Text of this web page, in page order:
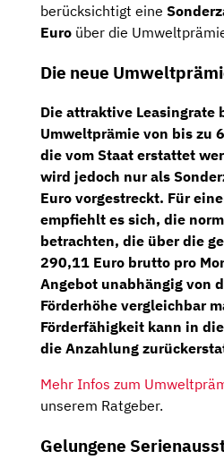
berücksichtigt eine
Euro über die
Die neue
Die attraktive Leasingrate
Umweltprämie von bis zu
die vom Staat erstattet
wird jedoch nur als
Euro vorgestreckt. Für
empfiehlt es sich, die
betrachten, die über die
290,11 Euro brutto pro
Angebot unabhängig von
Förderhöhe vergleichbar
Förderfähigkeit kann in
die Anzahlung
Mehr Infos zum
unserem Ratgeber.
Gelungene